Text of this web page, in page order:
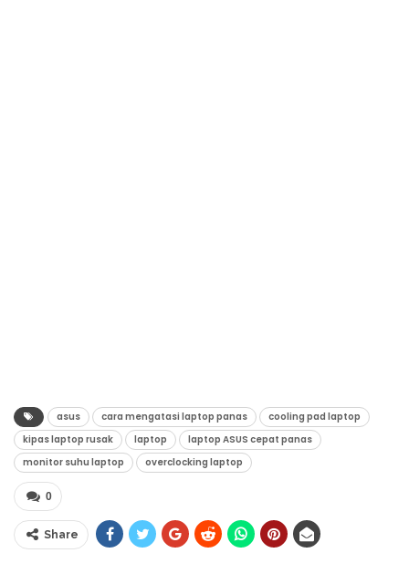
asus cara mengatasi laptop panas
cooling pad laptop
kipas laptop rusak
laptop
laptop ASUS cepat panas
monitor suhu laptop
overclocking laptop
0
Share